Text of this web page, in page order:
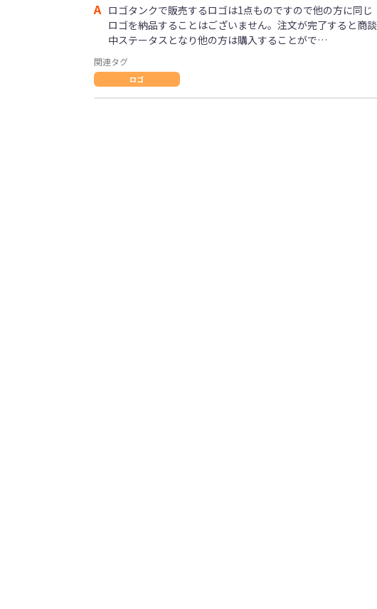
A ロゴタンクで販売するロゴは1点ものですので他の方に同じ
ロゴを納品することはございません。注文が完了すると商談
中ステータスとなり他の方は購入することがで…
関連タグ
ロゴ